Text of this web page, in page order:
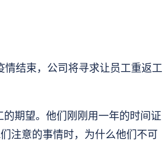
情结束，公司将寻求让员工重返工
期望。他们刚刚用一年的时间证
注意的事情时，为什么他们不可